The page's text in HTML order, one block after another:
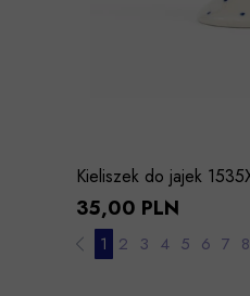
Kieliszek do jajek
35,00 PLN
1 2 3 4 5 6 7 8